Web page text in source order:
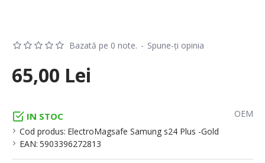
IN STOC
Cod produs: ElectroMagsafe Samung s24 Plus -Gold
EAN: 5903396272813
OEM
Bazată pe 0 note. - Spune-ţi opinia
65,00 Lei